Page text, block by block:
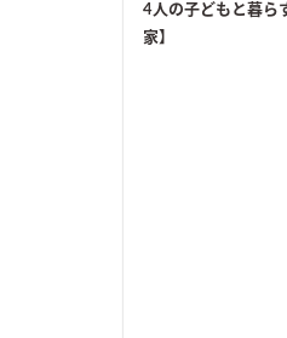
4人の子どもと暮ら
家】